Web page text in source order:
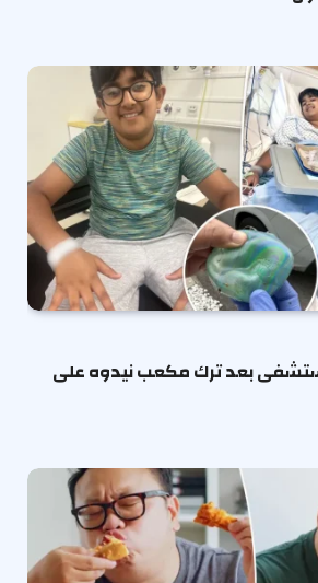
بعد ترك مكعب نيدوه على